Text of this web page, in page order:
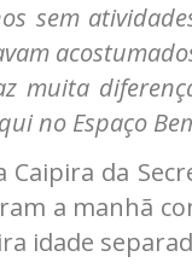
sem
muita
no Espaço
Caipira da
a manhã
idade